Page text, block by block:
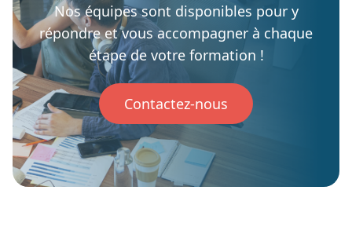
Nos équipes sont disponibles pour y
répondre et vous accompagner à chaque
étape de votre formation !
Contactez-nous